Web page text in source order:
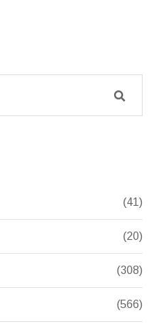
(41)
(20)
(308)
(566)